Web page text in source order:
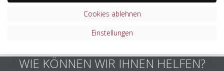
Cookies ablehnen
Einstellungen
WIE KÖNNEN WIR IHNEN HELFEN?